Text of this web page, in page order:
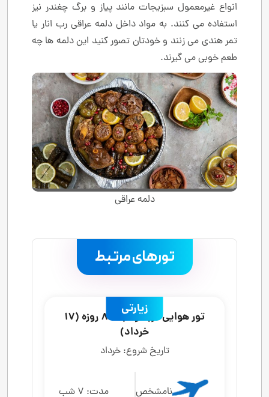
انواع غیرمعمول سبزیجات مانند پیاز و برگ چغندر نیز
استفاده می کنند. به مواد داخل دلمه عراقی رب انار یا
تمر هندی می زنند و خودتان تصور کنید این دلمه ها چه
طعم خوبی می گیرند.
دلمه عراقی
تورهای مرتبط
زیارتی
تور هوایی کربلا و نجف 8 روزه (17
خرداد)
تاریخ شروع: خرداد
نامشخص مدت: 7 شب